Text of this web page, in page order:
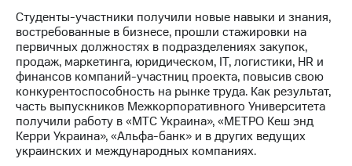
о технологиях
Достижения
Интервью
Финансовая
отчетность
Контакты
Студенты-участники получили новые навыки и знания,
востребованные в бизнесе, прошли стажировки на
первичных должностях в подразделениях закупок,
продаж, маркетинга, юридическом, IT, логистики, HR и
финансов компаний-участниц проекта, повысив свою
конкурентоспособность на рынке труда. Как результат,
часть выпускников Межкорпоративного Университета
получили работу в «МТС Украина», «МЕТРО Кеш энд
Керри Украина», «Альфа-банк» и в других ведущих
украинских и международных компаниях.